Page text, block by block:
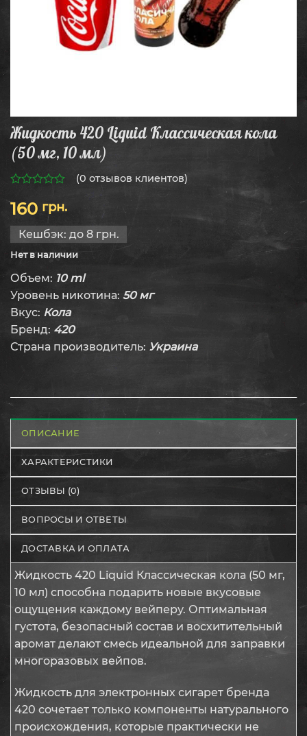
Жидкость 420 Liquid Классическая кола
(50 мг, 10 мл)
из
5
(0 отзывов клиентов)
160 грн.
Кешбэк: до 8 грн.
Нет в наличии
Объем: 10 ml
Уровень никотина: 50 мг
Вкус: Кола
Бренд: 420
Страна производитель: Украина
ОПИСАНИЕ
ХАРАКТЕРИСТИКИ
ОТЗЫВЫ (0)
ВОПРОСЫ И ОТВЕТЫ
ДОСТАВКА И ОПЛАТА
Жидкость 420 Liquid Классическая кола (50 мг,
10 мл) способна подарить новые вкусовые
ощущения каждому вейперу. Оптимальная
густота, безопасный состав и восхитительный
аромат делают смесь идеальной для заправки
многоразовых вейпов.
Жидкость для электронных сигарет бренда
420 сочетает только компоненты натурального
происхождения, которые практически не